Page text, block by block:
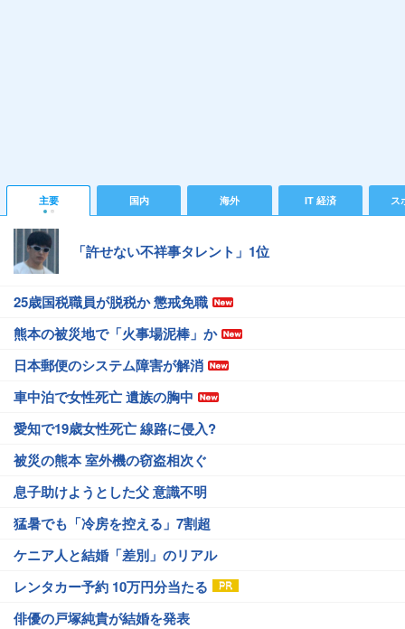
主要 国内 海外 IT 経済 ス
「許せない不祥事タレント」1位
25歳国税職員が脱税か 懲戒免職
熊本の被災地で「火事場泥棒」か
日本郵便のシステム障害が解消
車中泊で女性死亡 遺族の胸中
愛知で19歳女性死亡 線路に侵入?
被災の熊本 室外機の窃盗相次ぐ
息子助けようとした父 意識不明
猛暑でも「冷房を控える」7割超
ケニア人と結婚「差別」のリアル
レンタカー予約 10万円分当たる
俳優の戸塚純貴が結婚を発表